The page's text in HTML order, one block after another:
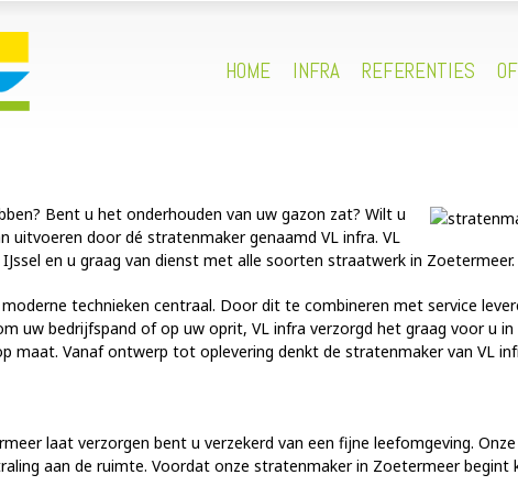
HOME INFRA REFERENTIES
Bent u het onderhouden van uw gazon zat? Wilt u
door dé stratenmaker genaamd VL infra. VL
en u graag van dienst met alle soorten straatwerk in Zoetermeer.
technieken centraal. Door dit te combineren met service
uw bedrijfspand of op uw oprit, VL infra verzorgd het graag voor u
maat. Vanaf ontwerp tot oplevering denkt de stratenmaker van VL
laat verzorgen bent u verzekerd van een fijne leefomgeving.
aan de ruimte. Voordat onze stratenmaker in Zoetermeer begint